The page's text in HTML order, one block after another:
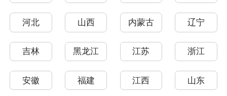
河北 山西 内蒙古 辽宁
吉林 黑龙江 江苏 浙江
安徽 福建 江西 山东